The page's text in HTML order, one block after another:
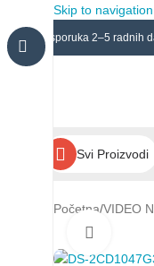
Skip to navigation
✔ Isporuka 2–5 radnih
Svi Proizvodi
Početna/VIDEO